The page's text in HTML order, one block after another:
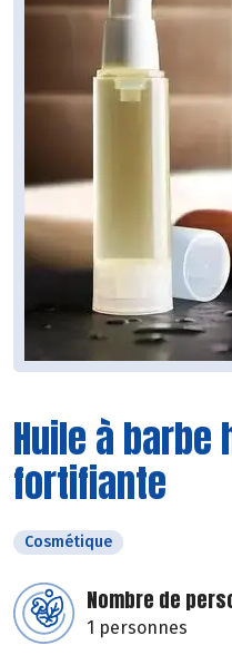
Huile à
fortifiante
Cosmétique
Nombre de
1 personnes